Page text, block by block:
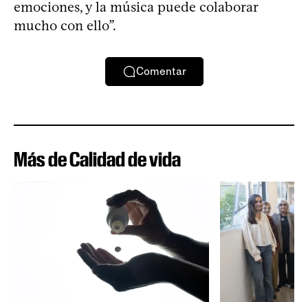
emociones, y la música puede colaborar
mucho con ello”.
Comentar
Más de Calidad de vida